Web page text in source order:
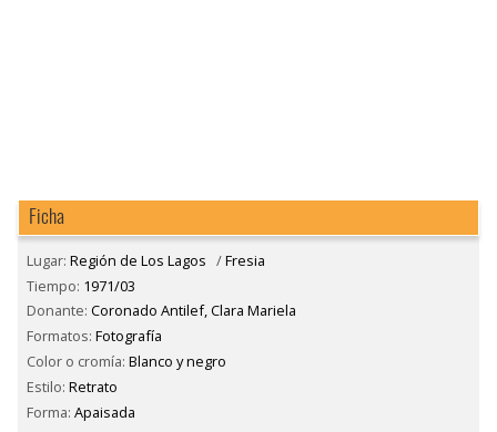
Ficha
Lugar: Región de Los Lagos /Fresia
Tiempo: 1971/03
Donante: Coronado Antilef, Clara Mariela
Formatos: Fotografía
Color o cromía: Blanco y negro
Estilo: Retrato
Forma: Apaisada